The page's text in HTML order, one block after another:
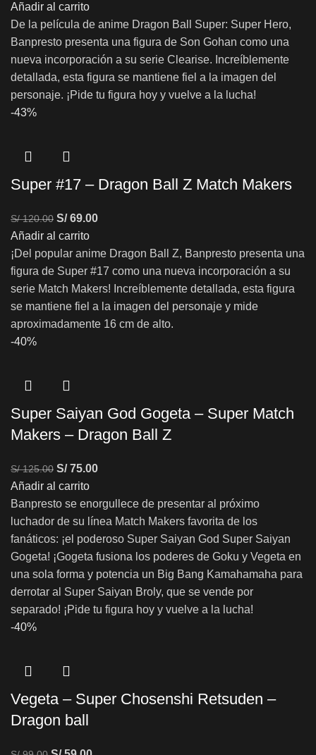
Añadir al carrito
De la película de anime Dragon Ball Super: Super Hero,
Banpresto presenta una figura de Son Gohan como una
nueva incorporación a su serie Clearise. Increíblemente
detallada, esta figura se mantiene fiel a la imagen del
personaje. ¡Pide tu figura hoy y vuelve a la lucha!
-43%
Super #17 – Dragon Ball Z Match Makers
S/120.00 S/69.00
Añadir al carrito
¡Del popular anime Dragon Ball Z, Banpresto presenta una
figura de Super #17 como una nueva incorporación a su
serie Match Makers! Increíblemente detallada, esta figura
se mantiene fiel a la imagen del personaje y mide
aproximadamente 16 cm de alto.
-40%
Super Saiyan God Gogeta – Super Match
Makers – Dragon Ball Z
S/125.00 S/75.00
Añadir al carrito
Banpresto se enorgullece de presentar al próximo
luchador de su línea Match Makers favorita de los
fanáticos: ¡el poderoso Super Saiyan God Super Saiyan
Gogeta! ¡Gogeta fusiona los poderes de Goku y Vegeta en
una sola forma y potencia un Big Bang Kamahamaha para
derrotar al Super Saiyan Broly, que se vende por
separado! ¡Pide tu figura hoy y vuelve a la lucha!
-40%
Vegeta – Super Chosenshi Retsuden –
Dragon ball